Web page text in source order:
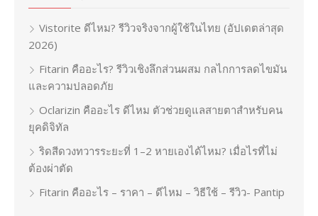
Vistorite ดีไหม? รีวิวจริงจากผู้ใช้ในไทย (อัปเดตล่าสุด
2026)
Fitarin คืออะไร? รีวิวเชิงลึกส่วนผสม กลไกการลดไขมัน
และความปลอดภัย
Oclarizin คืออะไร ดีไหม ตัวช่วยดูแลสายตาสำหรับคน
ยุคดิจิทัล
ริดสีดวงทวารระยะที่ 1–2 หายเองได้ไหม? เมื่อไรที่ไม่
ต้องผ่าตัด
Fitarin คืออะไร – ราคา – ดีไหม – วิธีใช้ – รีวิว- Pantip